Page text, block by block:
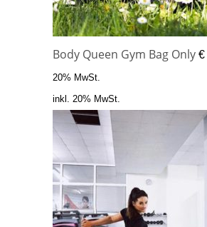
Body Queen Gym Bag Only €
20% MwSt.
inkl. 20% MwSt.